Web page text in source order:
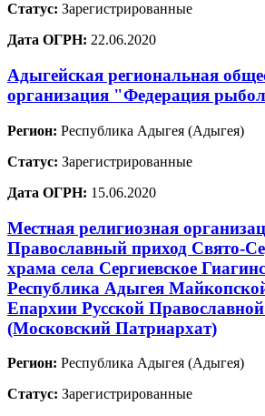
Статус: Зарегистрированные
Дата ОГРН: 22.06.2020
Адыгейская региональная
организация "Федерация
Регион: Республика Адыгея (Адыгея)
Статус: Зарегистрированные
Дата ОГРН: 15.06.2020
Местная религиозная
Православный приход Свято-
храма села Сергиевское
Республика Адыгея
Епархии Русской
(Московский Патриархат)
Регион: Республика Адыгея (Адыгея)
Статус: Зарегистрированные